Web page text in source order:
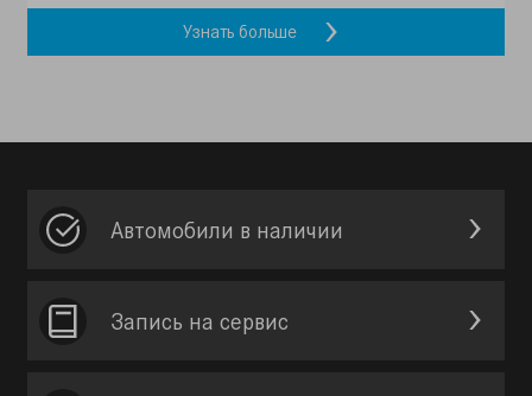
Узнать больше
Автомобили в наличии
Запись на сервис